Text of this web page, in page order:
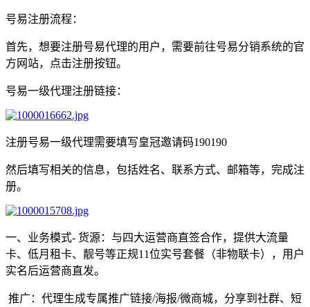
号易注册流程：
首先，想要注册号易代理的用户，需要前往号易分销系统的官
方网站，点击注册按钮。
号易一级代理注册链接：
注册号易一级代理需要填写皇冠邀请码190190
然后填写相关的信息，包括姓名、联系方式、邮箱等，完成注
册。
一、业务模式- 货源：与四大运营商直签合作，提供大流量
卡、低月租卡、靓号等正规11位实号套餐（非物联卡），用户
实名后运营商直发。
推广：代理生成专属推广链接/海报/微商城，分享到社群、短